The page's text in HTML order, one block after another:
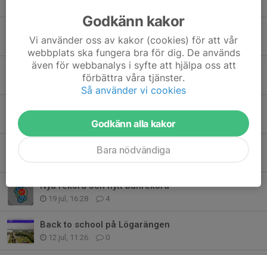
Flytt av DM sport
31 jul, 10:28 0
Skogsgallring
31 jul, 09:03 1
SM Sport i Västerås
0
NM gevär 6.5 2026
Nya rekord och nytt banrekord
19 jul, 16:28 4
Back to school på Lögarängen
12 jul, 11:26 0
Godkänn kakor
Vi använder oss av kakor (cookies) för att vår
webbplats ska fungera bra för dig. De används
även för webbanalys i syfte att hjälpa oss att
förbättra våra tjänster.
Så använder vi cookies
Godkänn alla kakor
Bara nödvändiga